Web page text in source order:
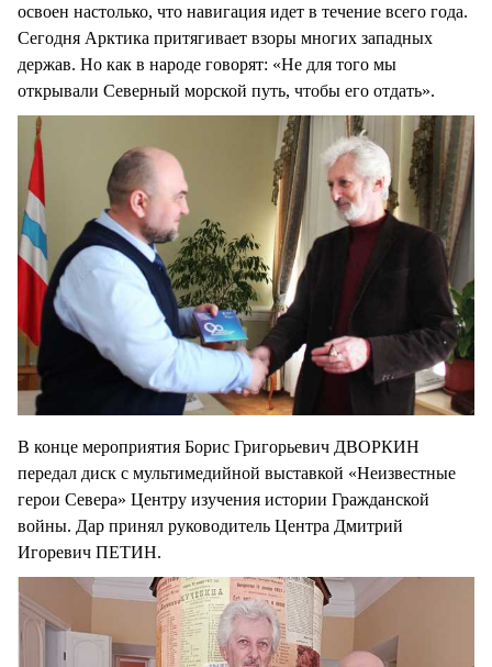
освоен настолько, что навигация идет в течение всего года.
Сегодня Арктика притягивает взоры многих западных
держав. Но как в народе говорят: «Не для того мы
открывали Северный морской путь, чтобы его отдать».
В конце мероприятия Борис Григорьевич ДВОРКИН
передал диск с мультимедийной выставкой «Неизвестные
герои Севера» Центру изучения истории Гражданской
войны. Дар принял руководитель Центра Дмитрий
Игоревич ПЕТИН.